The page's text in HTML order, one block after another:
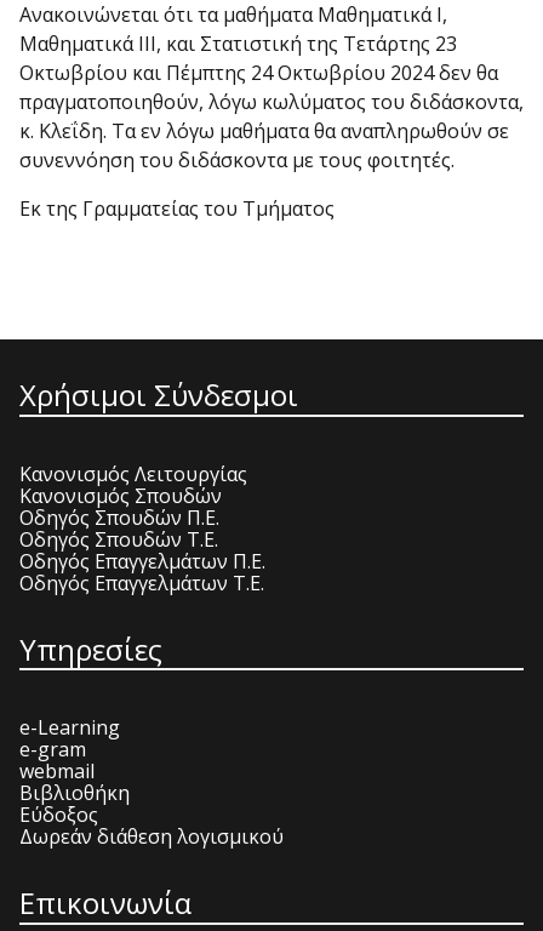
Ανακοινώνεται ότι τα μαθήματα Μαθηματικά Ι,
Μαθηματικά ΙΙΙ, και Στατιστική της Τετάρτης 23
Οκτωβρίου και Πέμπτης 24 Οκτωβρίου 2024 δεν θα
πραγματοποιηθούν, λόγω κωλύματος του διδάσκοντα,
κ. Κλεΐδη. Τα εν λόγω μαθήματα θα αναπληρωθούν σε
συνεννόηση του διδάσκοντα με τους φοιτητές.
Εκ της Γραμματείας του Τμήματος
Χρήσιμοι Σύνδεσμοι
Κανονισμός Λειτουργίας
Κανονισμός Σπουδών
Οδηγός Σπουδών Π.Ε.
Οδηγός Σπουδών Τ.Ε.
Οδηγός Επαγγελμάτων Π.Ε.
Οδηγός Επαγγελμάτων Τ.Ε.
Υπηρεσίες
e-Learning
e-gram
webmail
Βιβλιοθήκη
Εύδοξος
Δωρεάν διάθεση λογισμικού
Επικοινωνία